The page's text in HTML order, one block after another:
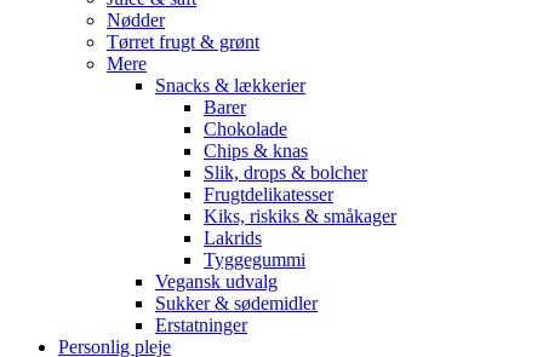
Nødder
Tørret frugt & grønt
Mere
Snacks & lækkerier
Barer
Chokolade
Chips & knas
Slik, drops & bolcher
Frugtdelikatesser
Kiks, riskiks & småkager
Lakrids
Tyggegummi
Vegansk udvalg
Sukker & sødemidler
Erstatninger
Personlig pleje